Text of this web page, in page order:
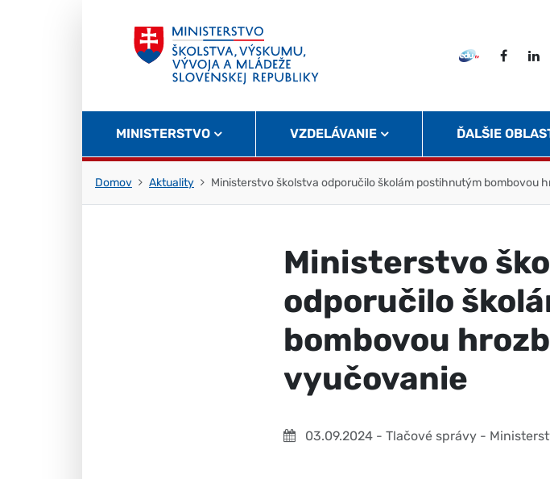
EDU TVFacebook
MINISTERSTVO VZDELÁVANIE ĎALŠIE
Domov Aktuality Ministerstvo školstva odporučilo školám postihnutým bombovou
Ministerstvo
odporučilo
bombovou
vyučovanie
03.09.2024 - Tlačové správy -